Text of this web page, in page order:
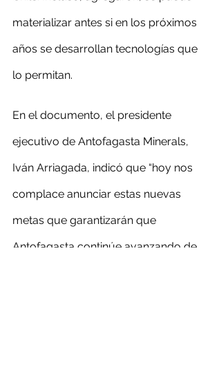
materializar antes si en los próximos
años se desarrollan tecnologías que
lo permitan.
En el documento, el presidente
ejecutivo de Antofagasta Minerals,
Iván Arriagada, indicó que “hoy nos
complace anunciar estas nuevas
metas que garantizarán que
Antofagasta continúe avanzando de